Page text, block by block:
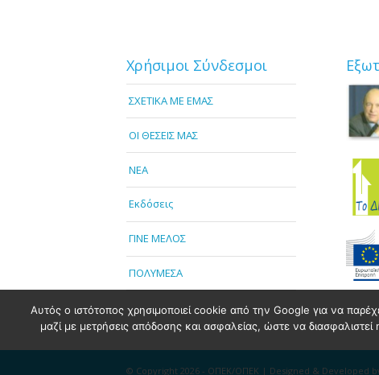
Χρήσιμοι Σύνδεσμοι
ΣΧΕΤΙΚΑ ΜΕ ΕΜΑΣ
OI ΘΕΣΕΙΣ ΜΑΣ
NEA
Εκδόσεις
ΓΙΝΕ ΜΕΛΟΣ
ΠΟΛΥΜΕΣΑ
© Copyright 2026 - ΟΠΕΚ/ΟΠΕΚ | Designed & Developed
Αυτός ο ιστότοπος χρησιμοποιεί cookie από την Google για να
μαζί με μετρήσεις απόδοσης και ασφαλείας, ώστε να διασφαλιστεί